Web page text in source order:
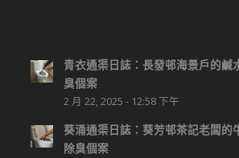
青衣通渠日誌：長發邨海景戶的
臭個案
2 月 22, 2025 - 12:58 下午
葵涌通渠日誌：葵芳邨茶記老闆
除臭個案